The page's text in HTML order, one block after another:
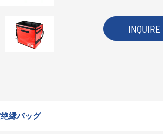
INQUIRE
縁バッグ